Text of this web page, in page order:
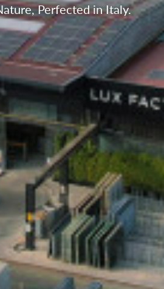
Perfected in Italy.